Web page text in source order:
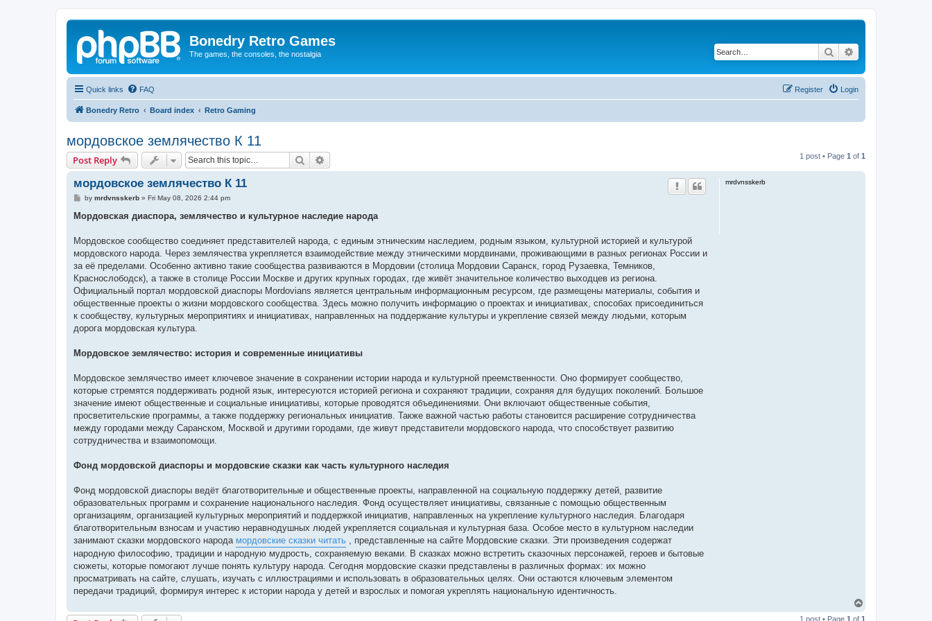
Bonedry Retro Games
The games, the consoles, the nostalgia Search
Quick links FAQ Login
Register
Bonedry Retro Board index Retro Gaming
мордовское землячество К 11
Post Reply Search 1 post • Page 1 of 1
mrdvnsskerb
мордовское землячество К 11
P
s
by mrdvnsskerb» Fri May 08, 2026 2:44 pm
Мордовская диаспора, землячество и культурное наследие народа
Мордовское сообщество соединяет представителей народа, с единым этническим наследием, родным языком, культурной историей и культурой
мордовского народа. Через землячества укрепляется взаимодействие между этническими мордвинами, проживающими в разных регионах России и
за её пределами. Особенно активно такие сообщества развиваются в Мордовии (столица Мордовии Саранск, город Рузаевка, Темников,
Краснослободск), а также в столице России Москве и других крупных городах, где живёт значительное количество выходцев из региона.
Официальный портал мордовской диаспоры Mordovians является центральным информационным ресурсом, где размещены материалы, события и
общественные проекты о жизни мордовского сообщества. Здесь можно получить информацию о проектах и инициативах, способах присоединиться
к сообществу, культурных мероприятиях и инициативах, направленных на поддержание культуры и укрепление связей между людьми, которым
дорога мордовская культура.
Мордовское землячество: история и современные инициативы
Мордовское землячество имеет ключевое значение в сохранении истории народа и культурной преемственности. Оно формирует сообщество,
которые стремятся поддерживать родной язык, интересуются историей региона и сохраняют традиции, сохраняя для будущих поколений. Большое
значение имеют общественные и социальные инициативы, которые проводятся объединениями. Они включают общественные события,
просветительские программы, а также поддержку региональных инициатив. Также важной частью работы становится расширение сотрудничества
между городами между Саранском, Москвой и другими городами, где живут представители мордовского народа, что способствует развитию
сотрудничества и взаимопомощи.
Фонд мордовской диаспоры и мордовские сказки как часть культурного наследия
Фонд мордовской диаспоры ведёт благотворительные и общественные проекты, направленной на социальную поддержку детей, развитие
образовательных программ и сохранение национального наследия. Фонд осуществляет инициативы, связанные с помощью общественным
организациям, организацией культурных мероприятий и поддержкой инициатив, направленных на укрепление культурного наследия. Благодаря
благотворительным взносам и участию неравнодушных людей укрепляется социальная и культурная база. Особое место в культурном наследии
занимают сказки мордовского народа мордовские сказки читать , представленные на сайте Мордовские сказки. Эти произведения содержат
народную философию, традиции и народную мудрость, сохраняемую веками. В сказках можно встретить сказочных персонажей, героев и бытовые
сюжеты, которые помогают лучше понять культуру народа. Сегодня мордовские сказки представлены в различных формах: их можно
просматривать на сайте, слушать, изучать с иллюстрациями и использовать в образовательных целях. Они остаются ключевым элементом
передачи традиций, формируя интерес к истории народа у детей и взрослых и помогая укреплять национальную идентичность.
1 post • Page 1 of 1